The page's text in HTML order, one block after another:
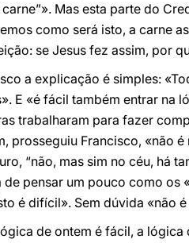
Mas esta parte do
como será isto, a carne
se Jesus fez assim, por
a explicação é simples:
E «é fácil também entrar na
trabalharam para fazer
prosseguiu Francisco, «não
“não, mas sim no céu, há
de pensar um pouco como os
é difícil». Sem dúvida «não
de ontem é fácil, a